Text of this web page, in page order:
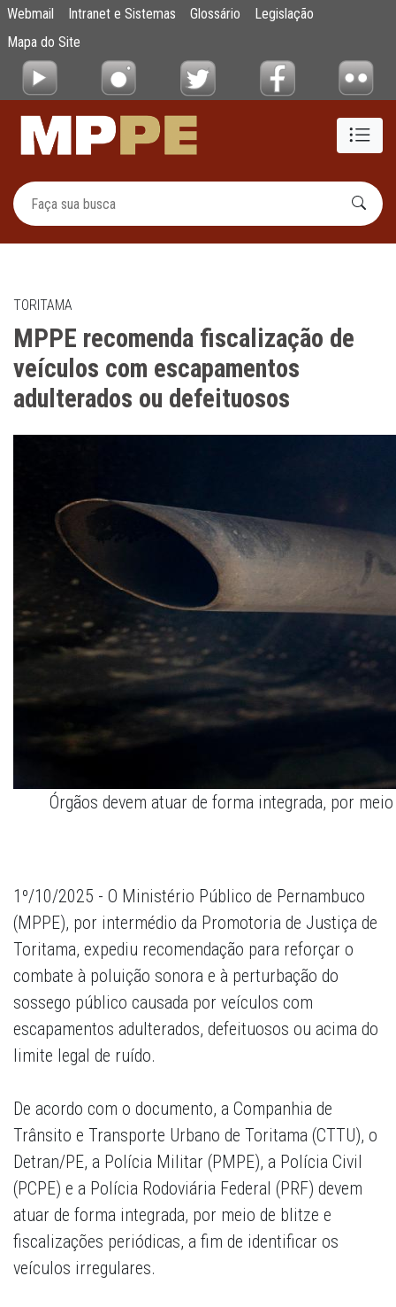
Pular para o Conteúdo principal
MPPE recomenda fiscalização de veículos
Webmail Intranet e Sistemas Glossário
Legislação
Mapa do Site
TORITAMA
MPPE recomenda fiscalização de
veículos com escapamentos
adulterados ou defeituosos
Órgãos devem atuar de forma integrada, por
1º/10/2025 - O Ministério Público de Pernambuco
(MPPE), por intermédio da Promotoria de Justiça de
Toritama, expediu recomendação para reforçar o
combate à poluição sonora e à perturbação do
sossego público causada por veículos com
escapamentos adulterados, defeituosos ou acima do
limite legal de ruído.
De acordo com o documento, a Companhia de
Trânsito e Transporte Urbano de Toritama (CTTU), o
Detran/PE, a Polícia Militar (PMPE), a Polícia Civil
(PCPE) e a Polícia Rodoviária Federal (PRF) devem
atuar de forma integrada, por meio de blitze e
fiscalizações periódicas, a fim de identificar os
veículos irregulares.